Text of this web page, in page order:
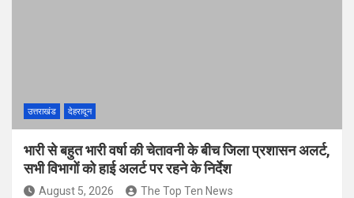
उत्तराखंड देहरादून
भारी से बहुत भारी वर्षा की चेतावनी के बीच जिला प्रशासन अलर्ट,
सभी विभागों को हाई अलर्ट पर रहने के निर्देश
August 5, 2026 The Top Ten News